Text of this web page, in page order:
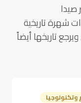
صيدا
شهرة تاريخية
تاريخها أيضاً
وتكنولوجيا